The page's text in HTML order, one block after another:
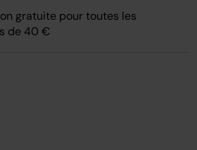
gratuite pour toutes les
de 40 €